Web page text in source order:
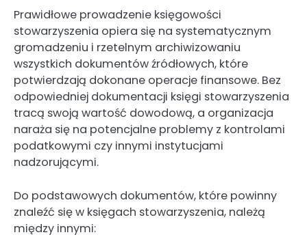
Prawidłowe prowadzenie księgowości
stowarzyszenia opiera się na systematycznym
gromadzeniu i rzetelnym archiwizowaniu
wszystkich dokumentów źródłowych, które
potwierdzają dokonane operacje finansowe. Bez
odpowiedniej dokumentacji księgi stowarzyszenia
tracą swoją wartość dowodową, a organizacja
naraża się na potencjalne problemy z kontrolami
podatkowymi czy innymi instytucjami
nadzorującymi.
Do podstawowych dokumentów, które powinny
znaleźć się w księgach stowarzyszenia, należą
między innymi: